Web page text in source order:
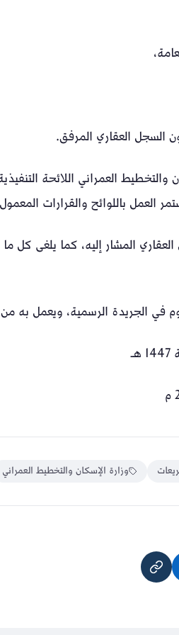
السجل العقاري المرفق.
والتخطيط العمراني اللائحة
العمل باللوائح والقرارات
العقاري المشار إليه، كما يلغى كل
في الجريدة الرسمية، ويعمل به من
وزارة الإسكان والتخطيط العمراني